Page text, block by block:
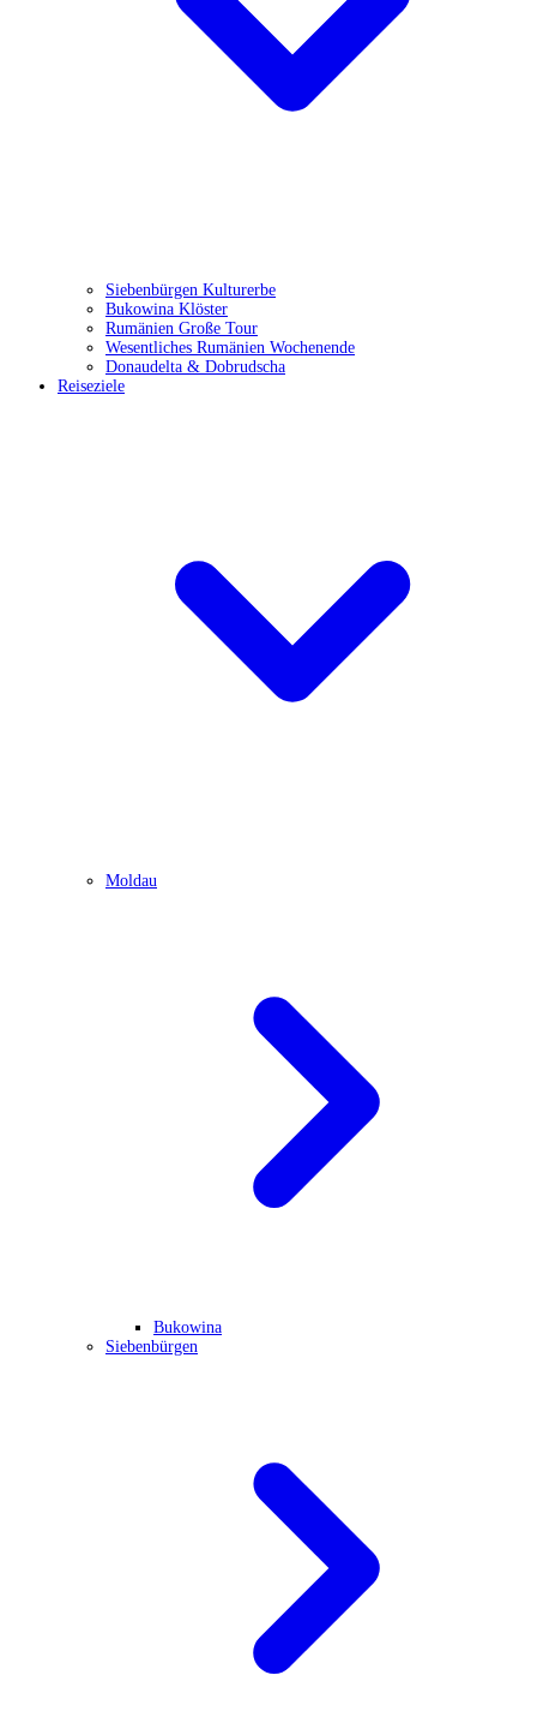
Siebenbürgen Kulturerbe
Bukowina Klöster
Rumänien Große Tour
Wesentliches Rumänien Wochenende
Donaudelta & Dobrudscha
Reiseziele
Moldau
Bukowina
Siebenbürgen